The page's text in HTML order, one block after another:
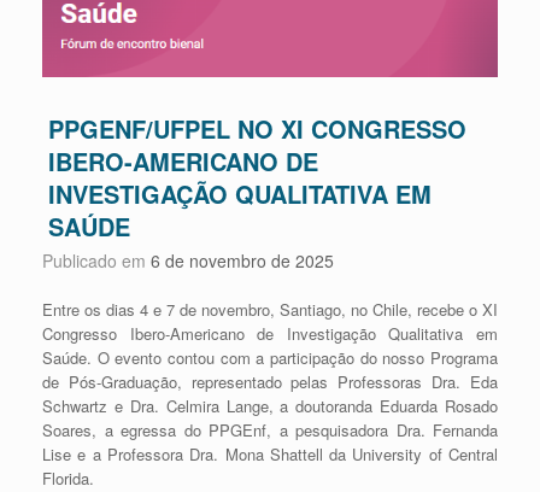
PPGENF/UFPEL NO XI CONGRESSO
IBERO-AMERICANO DE
INVESTIGAÇÃO QUALITATIVA EM
SAÚDE
Publicado em 6 de novembro de 2025
Entre os dias 4 e 7 de novembro, Santiago, no Chile, recebe o XI
Congresso Ibero-Americano de Investigação Qualitativa em
Saúde. O evento contou com a participação do nosso Programa
de Pós-Graduação, representado pelas Professoras Dra. Eda
Schwartz e Dra. Celmira Lange, a doutoranda Eduarda Rosado
Soares, a egressa do PPGEnf, a pesquisadora Dra. Fernanda
Lise e a Professora Dra. Mona Shattell da University of Central
Florida.